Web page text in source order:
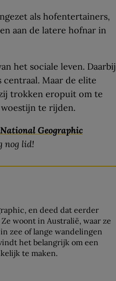
als hofentertainers,
aan de latere hofnar in
het sociale leven. Daarbij
Maar de elite
trokken eropuit om te
te rijden.
National Geographic
nog lid!
en deed dat eerder
Ze woont in Australië, waar ze
zee of lange wandelingen
het belangrijk om een
te maken.